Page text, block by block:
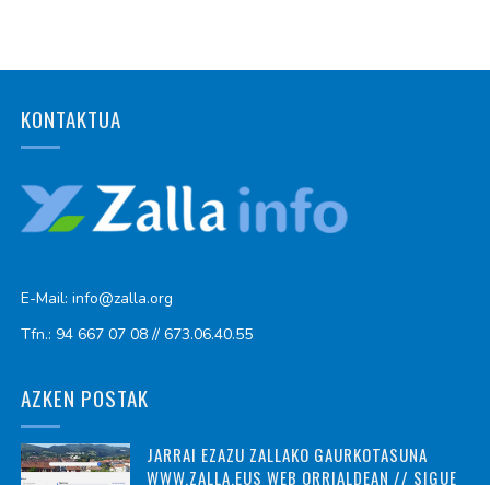
KONTAKTUA
E-Mail: info@zalla.org
Tfn.: 94 667 07 08 // 673.06.40.55
AZKEN POSTAK
JARRAI EZAZU ZALLAKO GAURKOTASUNA
WWW.ZALLA.EUS WEB ORRIALDEAN // SIGUE